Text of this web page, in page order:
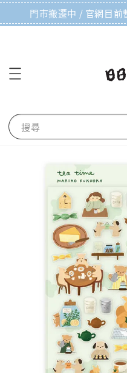
門市搬遷中 / 官網目前
搜尋